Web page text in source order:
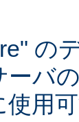
の
ーバ
使用